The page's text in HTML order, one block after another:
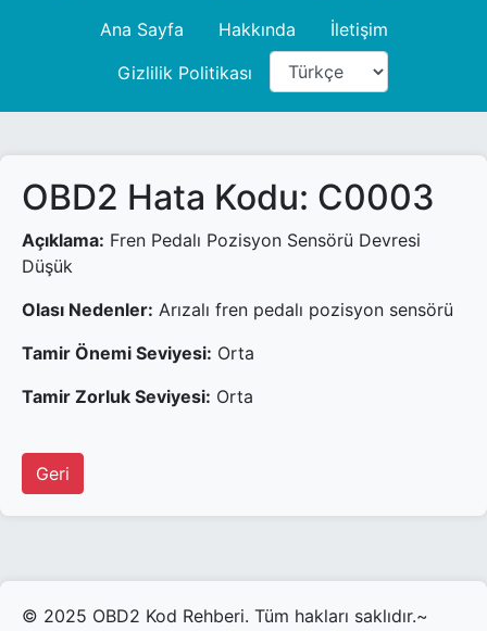
Ana Sayfa Hakkında
İletişim
Gizlilik Politikası
OBD2 Hata Kodu: C0003
Açıklama: Fren Pedalı Pozisyon Sensörü Devresi
Düşük
Olası Nedenler: Arızalı fren pedalı pozisyon sensörü
Tamir Önemi Seviyesi: Orta
Tamir Zorluk Seviyesi: Orta
Geri
© 2025 OBD2 Kod Rehberi. Tüm hakları saklıdır.~